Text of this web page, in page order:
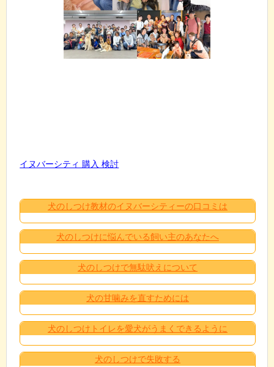
イヌバーシティ 購入 検討
犬のしつけ教材のイヌバーシティーの口コミは
犬のしつけに悩んでいる飼い主のあなたへ
犬のしつけで無駄吠えについて
犬の甘噛みを直すためには
犬のしつけトイレを愛犬がうまくできるように
犬のしつけで失敗する